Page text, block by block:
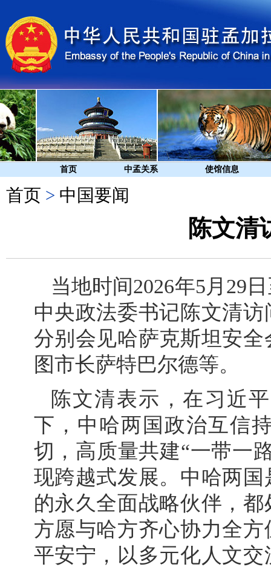
首页 中孟关系 使馆信息
首页 > 中国要闻
陈文清
当地时间2026年5月29
中央政法委书记陈文清
分别会见哈萨克斯坦安
图市长萨特巴尔德等。
陈文清表示，在习近
下，中哈两国政治互信
切，高质量共建“一带一
现跨越式发展。中哈两
的永久全面战略伙伴，
方愿与哈方齐心协力全
平安宁，以多元化人文